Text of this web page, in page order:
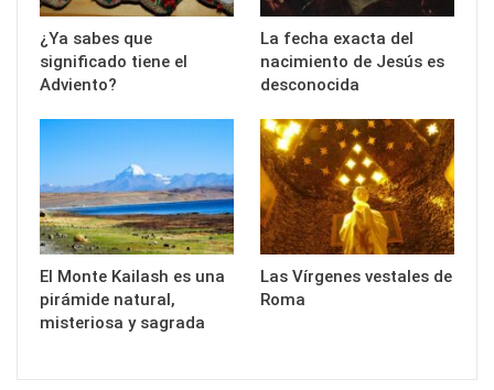
¿Ya sabes que
significado tiene el
Adviento?
La fecha exacta del
nacimiento de Jesús es
desconocida
El Monte Kailash es una
pirámide natural,
misteriosa y sagrada
Las Vírgenes vestales de
Roma